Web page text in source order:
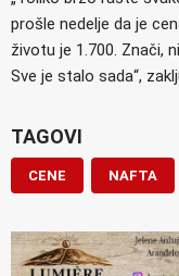
prošle nedelje da je
životu je 1.700. Znači,
Sve je stalo sada“,
TAGOVI
CENE NAFTA